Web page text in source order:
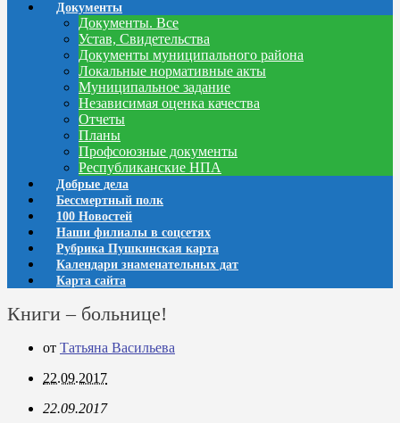
Документы
Документы. Все
Устав, Свидетельства
Документы муниципального района
Локальные нормативные акты
Муниципальное задание
Независимая оценка качества
Отчеты
Планы
Профсоюзные документы
Республиканские НПА
Добрые дела
Бессмертный полк
100 Новостей
Наши филиалы в соцсетях
Рубрика Пушкинская карта
Календари знаменательных дат
Карта сайта
Книги – больнице!
от Татьяна Васильева
22.09.2017
22.09.2017